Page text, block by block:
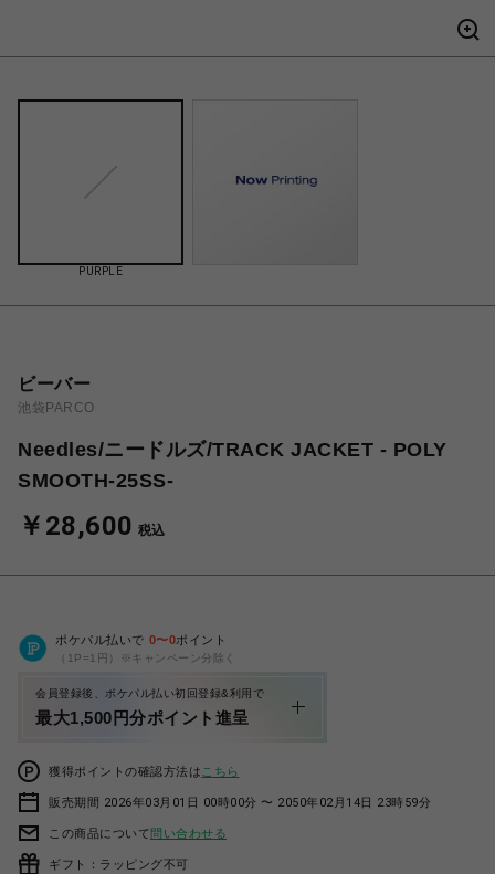
PURPLE
ビーバー
池袋PARCO
Needles/ニードルズ/TRACK JACKET - POLY
SMOOTH-25SS-
￥28,600 税込
ポケパル払いで 0〜0ポイント
（1P=1円）※キャンペーン分除く
会員登録後、ポケパル払い初回登録&利用で
最大1,500円分ポイント進呈
獲得ポイントの確認方法は こちら
販売期間 2026年03月01日 00時00分 〜 2050年02月14日 23時59分
この商品について問い合わせる
ギフト：ラッピング不可